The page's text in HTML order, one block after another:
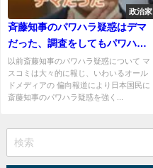
政治家
斉藤知事のパワハラ疑惑はデマ
だった、調査をしてもパワハラ
はなかったと結論！
以前斎藤知事のパワハラ疑惑について マ
スコミは大々的に報じ、いわいるオール
ドメディアの 偏向報道により日本国民に
斎藤知事のパワハラ疑惑を強く...